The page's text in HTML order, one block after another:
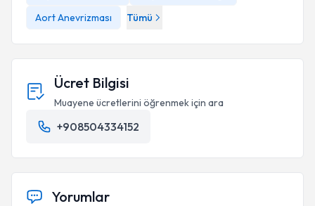
Aort Anevrizması
Tümü
Ücret Bilgisi
Muayene ücretlerini öğrenmek için ara
+908504334152
Yorumlar